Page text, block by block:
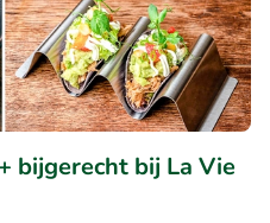
bijgerecht bij La Vie